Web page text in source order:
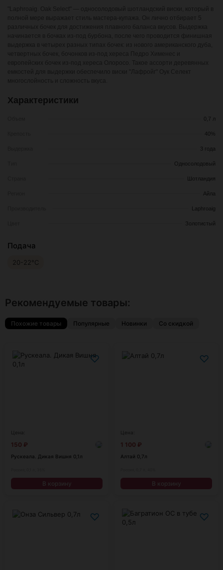
Характеристики
0,7 л
40%
3 года
Односолодовый
Шотландия
Айла
Laphroaig
Золотистый
Подача
20-22°C
Рекомендуемые товары:
Похожие товары Популярные Новинки Со скидкой
♡
150 ₽
Рускеала. Дикая Вишня 0,1л
В корзину
♡
1 100 ₽
Алтай 0,7л
В корзину
♡ ♡